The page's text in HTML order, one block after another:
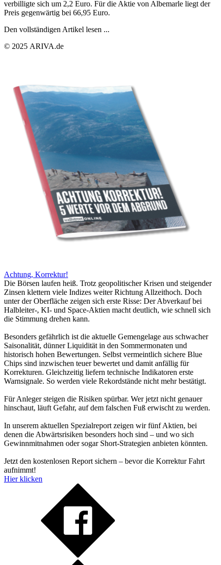
verbilligte sich um 2,2 Euro. Für die Aktie von Albemarle liegt der
Preis gegenwärtig bei 66,95 Euro.
Den vollständigen Artikel lesen ...
© 2025 ARIVA.de
Achtung, Korrektur!
Die Börsen laufen heiß. Trotz geopolitischer Krisen und steigender
Zinsen klettern viele Indizes weiter Richtung Allzeithoch. Doch
unter der Oberfläche zeigen sich erste Risse: Der Abverkauf bei
Halbleiter-, KI- und Space-Aktien macht deutlich, wie schnell sich
die Stimmung drehen kann.
Besonders gefährlich ist die aktuelle Gemengelage aus schwacher
Saisonalität, dünner Liquidität in den Sommermonaten und
historisch hohen Bewertungen. Selbst vermeintlich sichere Blue
Chips sind inzwischen teuer bewertet und damit anfällig für
Korrekturen. Gleichzeitig liefern technische Indikatoren erste
Warnsignale. So werden viele Rekordstände nicht mehr bestätigt.
Für Anleger steigen die Risiken spürbar. Wer jetzt nicht genauer
hinschaut, läuft Gefahr, auf dem falschen Fuß erwischt zu werden.
In unserem aktuellen Spezialreport zeigen wir fünf Aktien, bei
denen die Abwärtsrisiken besonders hoch sind – und wo sich
Gewinnmitnahmen oder sogar Short-Strategien anbieten könnten.
Jetzt den kostenlosen Report sichern – bevor die Korrektur Fahrt
aufnimmt!
Hier klicken